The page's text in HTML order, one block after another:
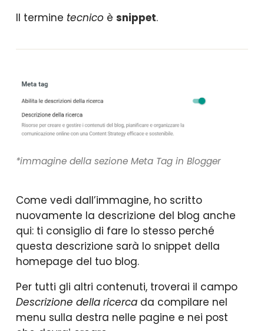
Il termine tecnicoè snippet.
*immagine della sezione Meta Tag in Blogger
Come vedi dall’immagine, ho scritto
nuovamente la descrizione del blog anche
qui: ti consiglio di fare lo stesso perché
questa descrizione sarà lo snippet della
homepage del tuo blog.
Per tutti gli altri contenuti, troverai il campo
Descrizione della ricercada compilare nel
menu sulla destra nelle pagine e nei post